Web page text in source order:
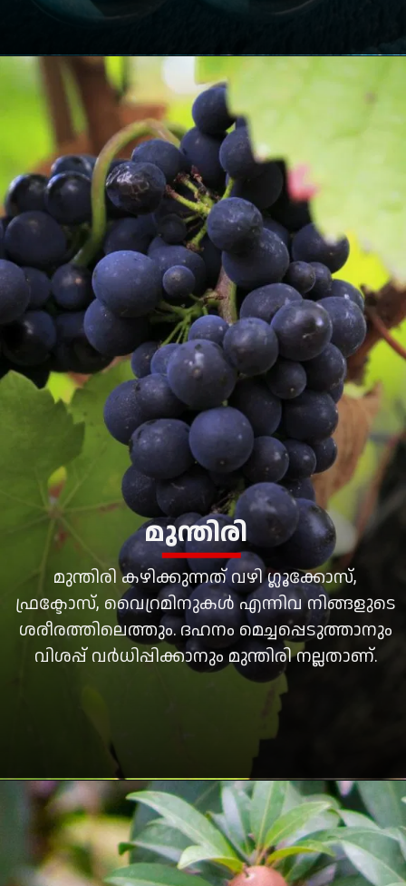
മുന്തിരി കഴിക്കുന്നത് വഴി ഗ്ലൂക്കോസ്,
ഫ്രക്ടോസ്, വൈറ്രമിനുകള്‍ എന്നിവ നിങ്ങളുടെ
ശരീരത്തിലെത്തും. ദഹനം മെച്ചപ്പെടുത്താനും
വിശപ്പ് വര്‍ധിപ്പിക്കാനും മുന്തിരി നല്ലതാണ്.
മുന്തിരി